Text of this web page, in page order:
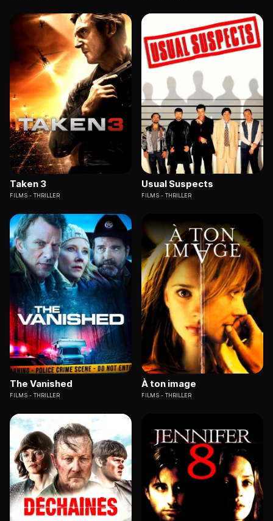
Taken 3
FILMS THRILLER
Usual Suspects
FILMS THRILLER
The Vanished
FILMS THRILLER
À ton image
FILMS THRILLER